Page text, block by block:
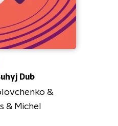
Dub
&
& Michel